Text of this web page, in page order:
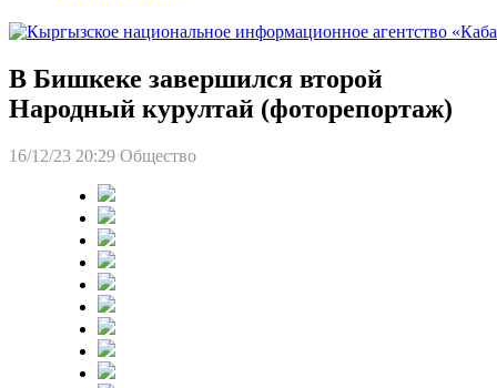
В Бишкеке завершился второй
Народный курултай (фоторепортаж)
16/12/23 20:29 Общество